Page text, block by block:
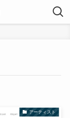
アーティスト